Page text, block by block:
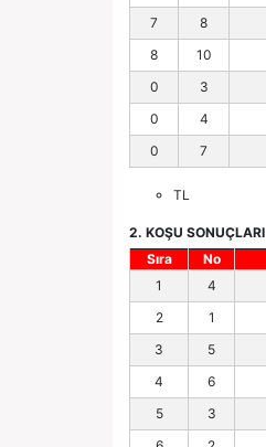
7
8
8
10
0
3
0
4
0
7
TL
2. KOŞU SONUÇLARI
Sıra
No
1
4
2
1
3
5
4
6
5
3